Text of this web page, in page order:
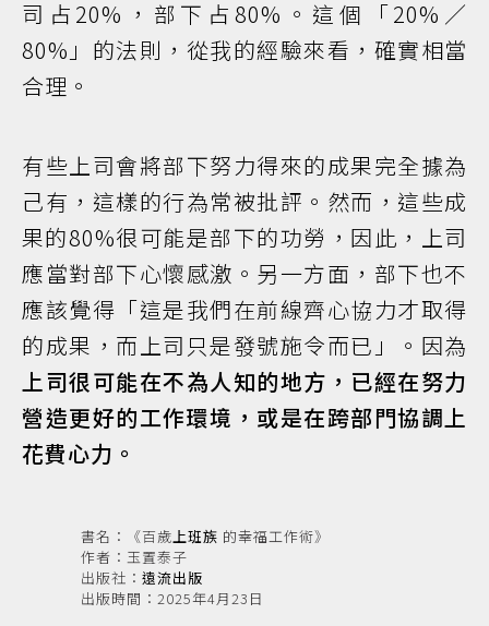
司占20%，部下占80%。這個「20%／
80%」的法則，從我的經驗來看，確實相當
合理。
有些上司會將部下努力得來的成果完全據為
己有，這樣的行為常被批評。然而，這些成
果的80%很可能是部下的功勞，因此，上司
應當對部下心懷感激。另一方面，部下也不
應該覺得「這是我們在前線齊心協力才取得
的成果，而上司只是發號施令而已」。因為
上司很可能在不為人知的地方，已經在努力
營造更好的工作環境，或是在跨部門協調上
花費心力。
書名：《百歲上班族 的幸福工作術》
作者：玉置泰子
出版社： 遠流出版
出版時間：2025年4月23日